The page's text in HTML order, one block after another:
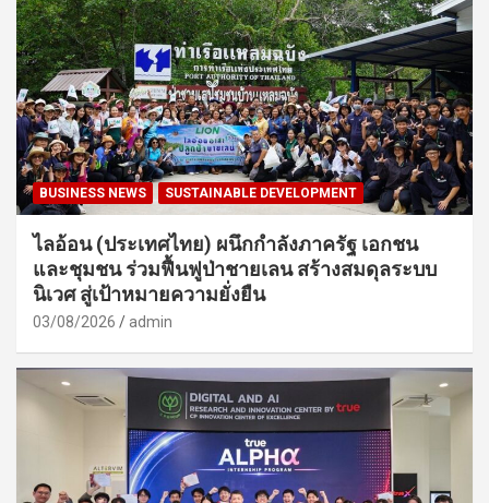
BUSINESS NEWS SUSTAINABLE DEVELOPMENT
ไลอ้อน (ประเทศไทย) ผนึกกำลังภาครัฐ เอกชน
และชุมชน ร่วมฟื้นฟูป่าชายเลน สร้างสมดุลระบบ
นิเวศ สู่เป้าหมายความยั่งยืน
03/08/2026 admin